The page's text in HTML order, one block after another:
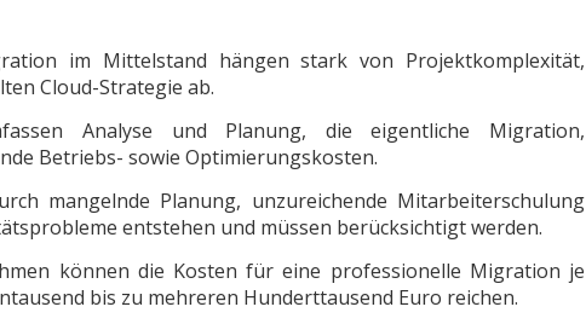
im Mittelstand hängen stark von Projektkomplexität,
Cloud-Strategie ab.
Analyse und Planung, die eigentliche Migration,
Betriebs- sowie Optimierungskosten.
mangelnde Planung, unzureichende Mitarbeiterschulung
entstehen und müssen berücksichtigt werden.
können die Kosten für eine professionelle Migration je
bis zu mehreren Hunderttausend Euro reichen.